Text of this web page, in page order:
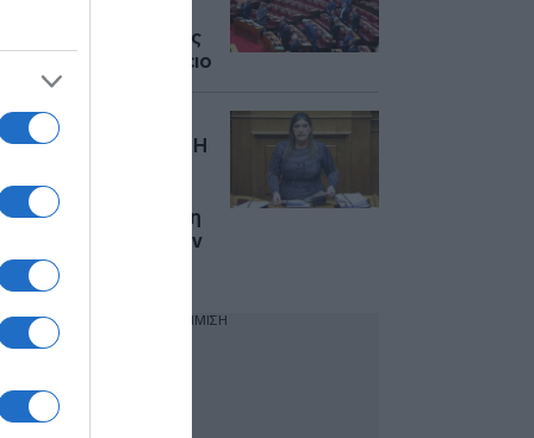
έχασαν την ζωή τους
σε Ρέθυμνο και Γύθειο
Κωνσταντοπούλου: Η
εισηγήθηκε την άρση
ασυλίας της μετά την
Κουσουλού
ΔΙΑΦΗΜΙΣΗ